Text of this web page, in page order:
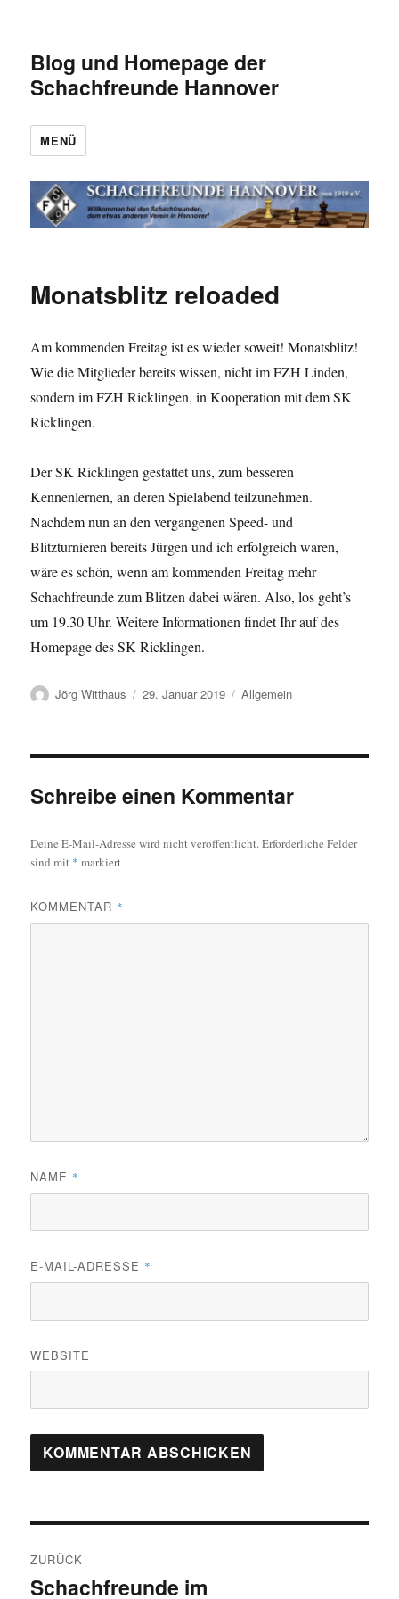
Blog und Homepage der
Schachfreunde Hannover
MENÜ
Monatsblitz reloaded
Am kommenden Freitag ist es wieder soweit! Monatsblitz!
Wie die Mitglieder bereits wissen, nicht im FZH Linden,
sondern im FZH Ricklingen, in Kooperation mit dem SK
Ricklingen.
Der SK Ricklingen gestattet uns, zum besseren
Kennenlernen, an deren Spielabend teilzunehmen.
Nachdem nun an den vergangenen Speed- und
Blitzturnieren bereits Jürgen und ich erfolgreich waren,
wäre es schön, wenn am kommenden Freitag mehr
Schachfreunde zum Blitzen dabei wären. Also, los geht’s
um 19.30 Uhr. Weitere Informationen findet Ihr auf des
Homepage des SK Ricklingen.
Autor
Jörg Witthaus
Veröffentlicht
29. Januar 2019 Kategorien
Allgemein
Schreibe einen Kommentar
Deine E-Mail-Adresse wird nicht veröffentlicht.Erforderliche Felder
sind mit * markiert
KOMMENTAR *
NAME *
E-MAIL-ADRESSE *
WEBSITE
ZURÜCK
Vorheriger
Schachfreunde im